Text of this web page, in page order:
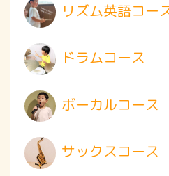
リズム英語コー
ドラムコース
ボーカルコース
サックスコース